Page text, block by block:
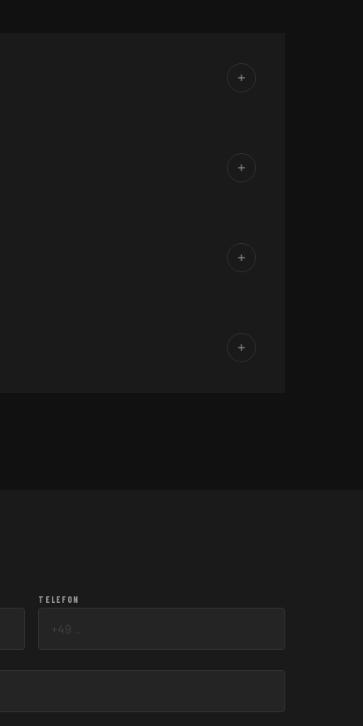
TELEFON